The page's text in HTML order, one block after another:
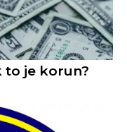
to je korun?